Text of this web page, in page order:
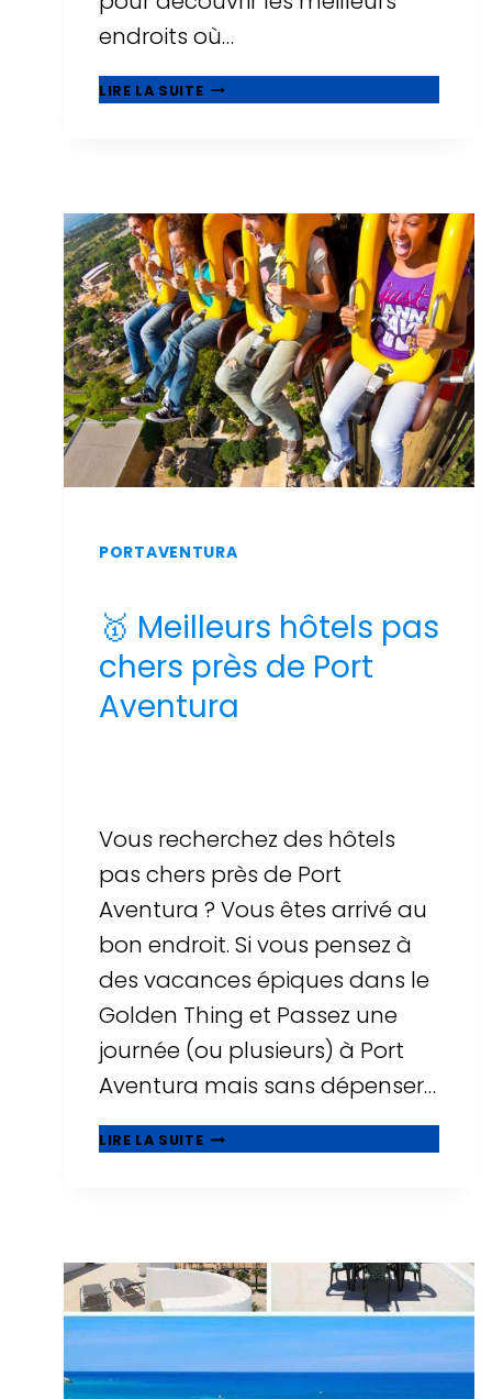
endroits où…
LIRE LA SUITE21
MEILLEURS
ADAPTÉS
AUX
BÉBÉS
ET
AUX
TOUT-
PETITS
PORTAVENTURA
🥇 Meilleurs hôtels pas
chers près de Port
Aventura
Vous recherchez des hôtels
pas chers près de Port
Aventura ? Vous êtes arrivé au
bon endroit. Si vous pensez à
des vacances épiques dans le
Golden Thing et Passez une
journée (ou plusieurs) à Port
Aventura mais sans dépenser…
LIRE LA SUITE🥇
MEILLEURS
DE
PORT
AVENTURA